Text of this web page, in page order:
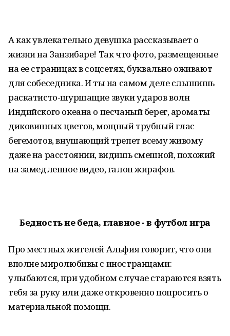
А как увлекательно девушка рассказывает о
жизни на Занзибаре! Так что фото, размещенные
на ее страницах в соцсетях, буквально оживают
для собеседника. И ты на самом деле слышишь
раскатисто-шуршащие звуки ударов волн
Индийского океана о песчаный берег, ароматы
диковинных цветов, мощный трубный глас
бегемотов, внушающий трепет всему живому
даже на расстоянии, видишь смешной, похожий
на замедленное видео, галоп жирафов.
Бедность не беда, главное - в футбол игра
Про местных жителей Альфия говорит, что они
вполне миролюбивы с иностранцами:
улыбаются, при удобном случае стараются взять
тебя за руку или даже откровенно попросить о
материальной помощи.